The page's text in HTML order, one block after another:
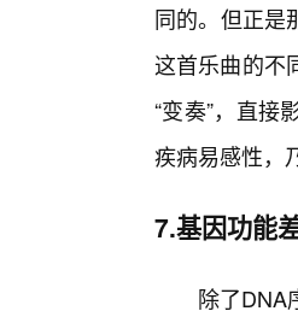
同的。但正是
这首乐曲的不
“变奏”，直接
疾病易感性，
7.基因功能
除了DNA